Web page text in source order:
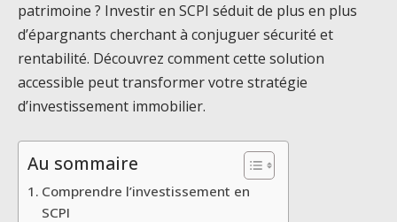
patrimoine ? Investir en SCPI séduit de plus en plus
d’épargnants cherchant à conjuguer sécurité et
rentabilité. Découvrez comment cette solution
accessible peut transformer votre stratégie
d’investissement immobilier.
Au sommaire
Comprendre l’investissement en
SCPI